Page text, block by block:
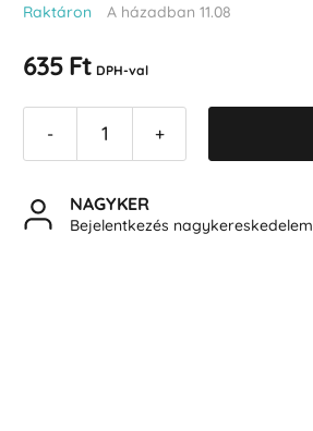
Raktáron A házadban 11.08
635 Ft DPH-val
- +
NAGYKER
Bejelentkezés nagykereskedelem